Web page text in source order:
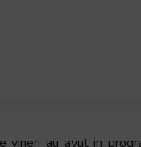
vineri au avut in